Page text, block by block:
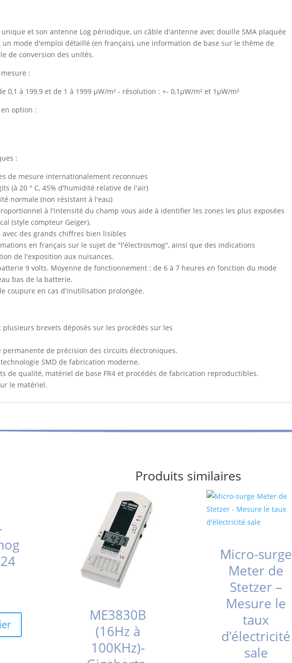
et son antenne Log périodique, un câble d'antenne avec douille SMA plaquée
mode d'emploi détaillé (en français), une information de base sur le thème de
de conversion des unités.
:
0,1 à 199,9 et de 1 à 1999 µW/m² - résolution : +- 0,1µW/m² et 1µW/m²
option :
:
de mesure internationalement reconnues
(à 20 ° C, 45% d'humidité relative de l'air)
normale (non résistant à l'eau)
à l'intensité du champ vous aide à identifier les zones les plus exposées
(style compteur Geiger).
avec des grands chiffres bien lisibles
en français sur le sujet de "l'électrosmog", ainsi que des indications
de l'exposition aux nuisances.
9 volts. Moyenne de fonctionnement : de 6 à 7 heures en fonction du mode
bas de la batterie.
coupure en cas d'inutilisation prolongée.
brevets déposés sur les procédés sur les
de précision des circuits électroniques.
SMD de fabrication moderne.
de qualité, matériel de base FR4 et procédés de fabrication reproductibles.
le matériel.
Produits similaires
ME3830B
(16Hz à
100KHz)-
Micro-surge
Meter de
Stetzer –
Mesure le
taux
d’électricité
sale